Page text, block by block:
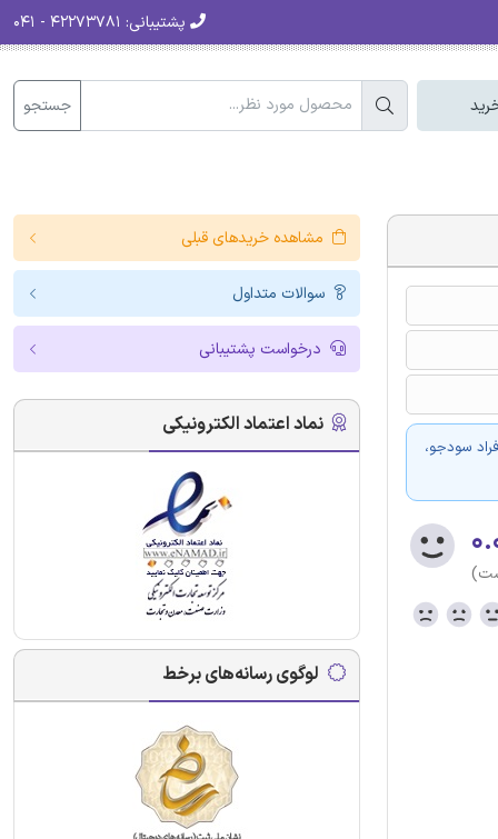
پشتیبانی:
جستجو
سودجو،
مشاهده خریدهای قبلی
سوالات متداول
درخواست پشتیبانی
نماد اعتماد الکترونیکی
لوگوی رسانه‌های برخط